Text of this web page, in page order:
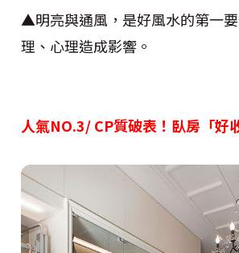
▲明亮與通風，是好風水的第一
理、心理造成影響。
人氣NO.3/ CP質破表！臥房「好